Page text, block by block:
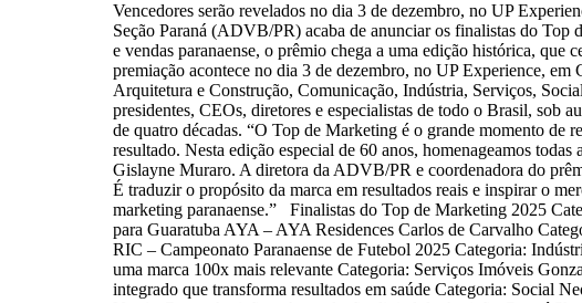
Vencedores serão revelados no dia 3 de dezembro, no UP
Seção Paraná (ADVB/PR) acaba de anunciar os finalistas do
e vendas paranaense, o prêmio chega a uma edição histórica,
premiação acontece no dia 3 de dezembro, no UP Experience,
Arquitetura e Construção, Comunicação, Indústria, Serviços,
presidentes, CEOs, diretores e especialistas de todo o Brasil, sob
de quatro décadas. “O Top de Marketing é o grande momento de
resultado. Nesta edição especial de 60 anos, homenageamos
Gislayne Muraro. A diretora da ADVB/PR e coordenadora do
É traduzir o propósito da marca em resultados reais e inspirar o
marketing paranaense.” Finalistas do Top de Marketing 2025
para Guaratuba AYA – AYA Residences Carlos de Carvalho
RIC – Campeonato Paranaense de Futebol 2025 Categoria:
uma marca 100x mais relevante Categoria: Serviços Imóveis
integrado que transforma resultados em saúde Categoria: Social